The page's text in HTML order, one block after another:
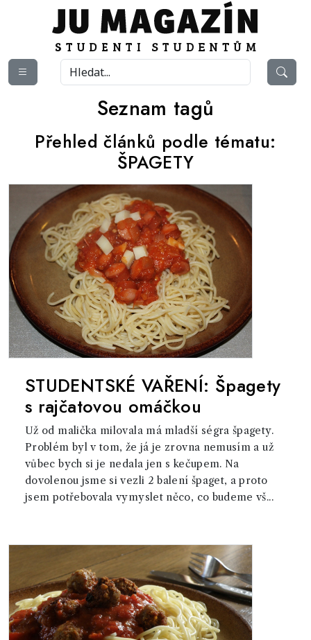
Seznam tagů
Přehled článků podle tématu:
ŠPAGETY
STUDENTSKÉ VAŘENÍ: Špagety
s rajčatovou omáčkou
Už od malička milovala má mladší ségra špagety.
Problém byl v tom, že já je zrovna nemusím a už
vůbec bych si je nedala jen s kečupem. Na
dovolenou jsme si vezli 2 balení špaget, a proto
jsem potřebovala vymyslet něco, co budeme vš...